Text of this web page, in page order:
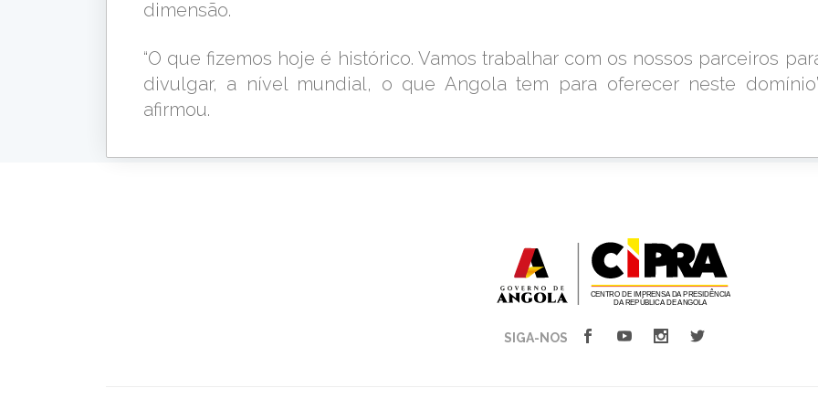
dimensão.
“O que fizemos hoje é histórico. Vamos trabalhar com os nossos parceiros
divulgar, a nível mundial, o que Angola tem para oferecer neste
afirmou.
SIGA-NOS